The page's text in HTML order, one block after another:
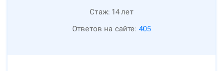
Стаж: 14лет
Ответов на сайте: 405